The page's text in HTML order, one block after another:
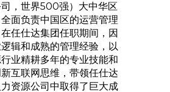
，世界500强）大中华区
面负责中国区的运营管理
任仕达集团任职期间，因
辑和成熟的管理经验，以
业精耕多年的专业技能和
互联网思维，带领任仕达
资源公司中取得了巨大成